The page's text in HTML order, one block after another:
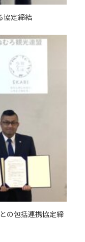
協定締結
の包括連携協定締